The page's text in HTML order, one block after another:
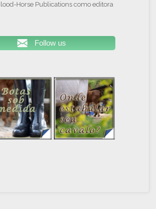
Horse Publications como editora
Follow us